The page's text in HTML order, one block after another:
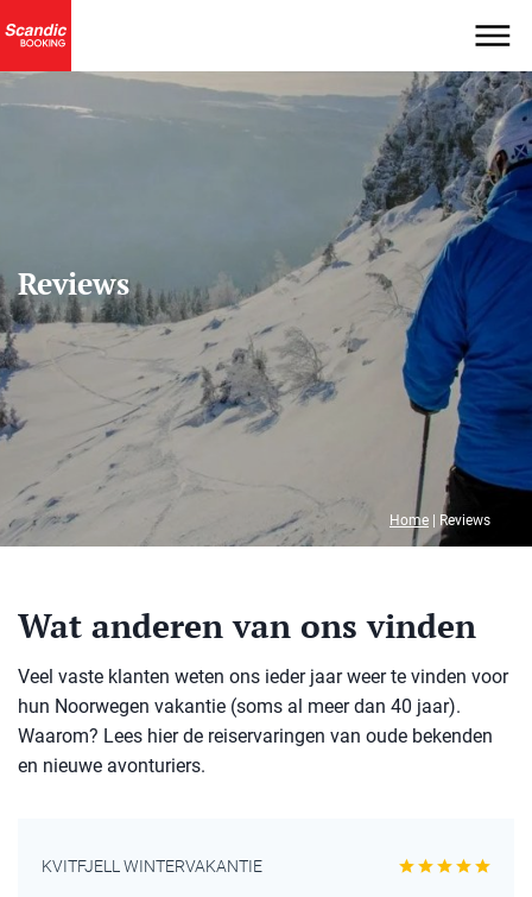
Reviews
Home Reviews
Wat anderen van ons vinden
Veel vaste klanten weten ons ieder jaar weer te vinden voor
hun Noorwegen vakantie (soms al meer dan 40 jaar).
Waarom? Lees hier de reiservaringen van oude bekenden
en nieuwe avonturiers.
KVITFJELL WINTERVAKANTIE